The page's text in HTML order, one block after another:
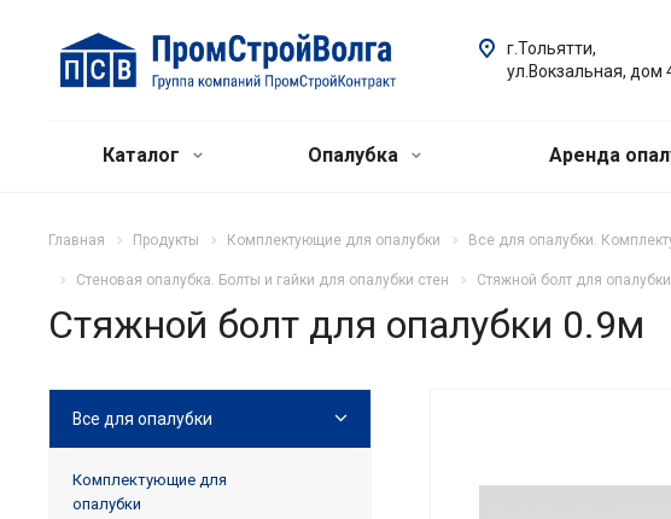
г.Тольятти,
ул.Вокзальная, дом
Каталог Опалубка Аренда
Главная Продукты Комплектующие для опалубки Все для опалубки.
Стеновая опалубка. Болты и гайки для опалубки стен Стяжной болт для
Стяжной болт для опалубки 0.9м
Все для опалубки
Комплектующие для
опалубки